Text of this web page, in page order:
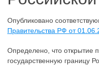
Опубликовано
Правительства РФ от
Определено, что открытие
государственную границу